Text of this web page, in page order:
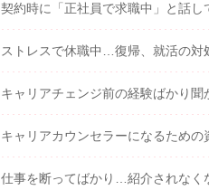
契約時に「正社員で求職中」と話し
ストレスで休職中…復帰、就活の対
キャリアチェンジ前の経験ばかり聞
キャリアカウンセラーになるための
仕事を断ってばかり…紹介されなく